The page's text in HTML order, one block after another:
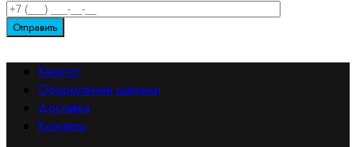
Каталог
Оформление шарами
Доставка
Контакты